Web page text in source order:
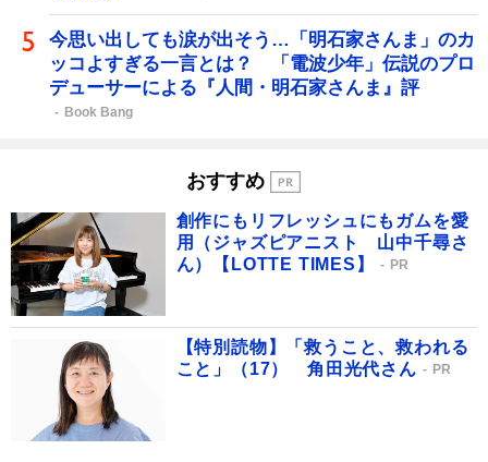
今思い出しても涙が出そう…「明石家さんま」のカ
ッコよすぎる一言とは？ 「電波少年」伝説のプロ
デューサーによる『人間・明石家さんま』評
Book Bang
おすすめ
創作にもリフレッシュにもガムを愛
用（ジャズピアニスト 山中千尋さ
ん）【LOTTE TIMES】
PR
【特別読物】「救うこと、救われる
こと」（17） 角田光代さん
PR